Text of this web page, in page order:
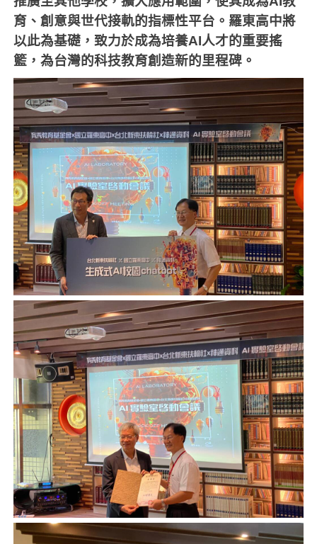
育、創意與世代接軌的指標性平台。羅東高中將
以此為基礎，致力於成為培養AI人才的重要搖
籃，為台灣的科技教育創造新的里程碑。